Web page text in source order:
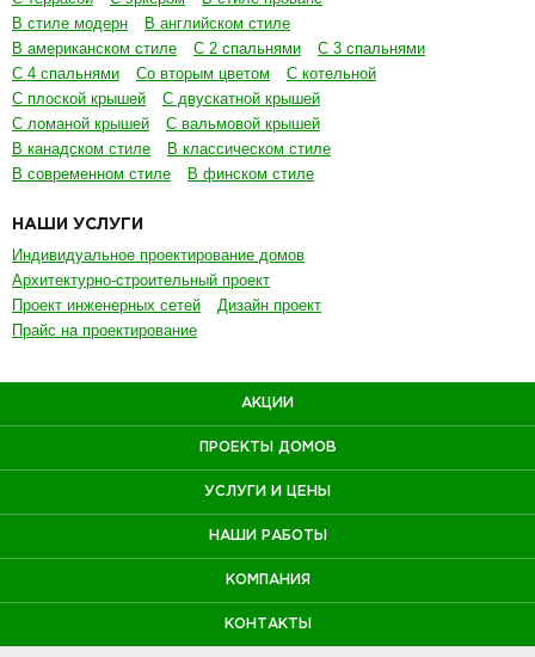
В стиле модерн
В английском стиле
В американском стиле
С 2 спальнями
С 3 спальнями
С 4 спальнями
Со вторым цветом
С котельной
С плоской крышей
С двускатной крышей
С ломаной крышей
С вальмовой крышей
В канадском стиле
В классическом стиле
В современном стиле
В финском стиле
НАШИ УСЛУГИ
Индивидуальное проектирование домов
Архитектурно-строительный проект
Проект инженерных сетей
Дизайн проект
Прайс на проектирование
АКЦИИ
ПРОЕКТЫ ДОМОВ
УСЛУГИ И ЦЕНЫ
НАШИ РАБОТЫ
КОМПАНИЯ
КОНТАКТЫ